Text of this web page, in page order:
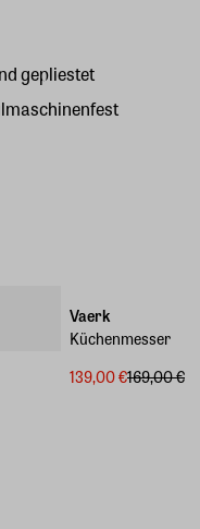
gepliestet
Vaerk
Küchenmesser
139,00 €169,00 €